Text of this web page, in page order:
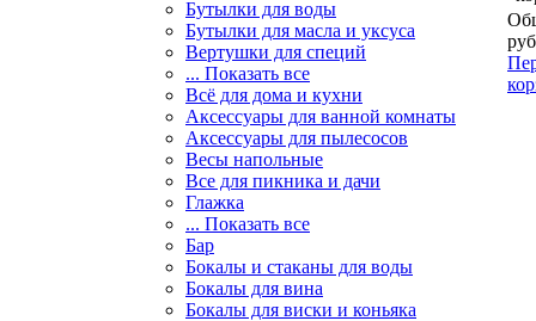
Бутылки для воды
Бутылки для масла и уксуса
Вертушки для специй
... Показать все
Всё для дома и кухни
Аксессуары для ванной комнаты
Аксессуары для пылесосов
Весы напольные
Все для пикника и дачи
Глажка
... Показать все
Бар
Бокалы и стаканы для воды
Бокалы для вина
Бокалы для виски и коньяка